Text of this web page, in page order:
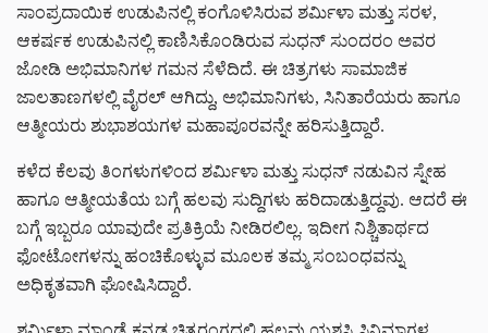
ಸಾಂಪ್ರದಾಯಿಕ ಉಡುಪಿನಲ್ಲಿ ಕಂಗೊಳಿಸಿರುವ ಶರ್ಮಿಳಾ ಮತ್ತು ಸರಳ,
ಆಕರ್ಷಕ ಉಡುಪಿನಲ್ಲಿ ಕಾಣಿಸಿಕೊಂಡಿರುವ ಸುಧನ್ ಸುಂದರಂ ಅವರ
ಜೋಡಿ ಅಭಿಮಾನಿಗಳ ಗಮನ ಸೆಳೆದಿದೆ. ಈ ಚಿತ್ರಗಳು ಸಾಮಾಜಿಕ
ಜಾಲತಾಣಗಳಲ್ಲಿ ವೈರಲ್ ಆಗಿದ್ದು, ಅಭಿಮಾನಿಗಳು, ಸಿನಿತಾರೆಯರು ಹಾಗೂ
ಆತ್ಮೀಯರು ಶುಭಾಶಯಗಳ ಮಹಾಪೂರವನ್ನೇ ಹರಿಸುತ್ತಿದ್ದಾರೆ.
ಕಳೆದ ಕೆಲವು ತಿಂಗಳುಗಳಿಂದ ಶರ್ಮಿಳಾ ಮತ್ತು ಸುಧನ್ ನಡುವಿನ ಸ್ನೇಹ
ಹಾಗೂ ಆತ್ಮೀಯತೆಯ ಬಗ್ಗೆ ಹಲವು ಸುದ್ದಿಗಳು ಹರಿದಾಡುತ್ತಿದ್ದವು. ಆದರೆ ಈ
ಬಗ್ಗೆ ಇಬ್ಬರೂ ಯಾವುದೇ ಪ್ರತಿಕ್ರಿಯೆ ನೀಡಿರಲಿಲ್ಲ. ಇದೀಗ ನಿಶ್ಚಿತಾರ್ಥದ
ಫೋಟೋಗಳನ್ನು ಹಂಚಿಕೊಳ್ಳುವ ಮೂಲಕ ತಮ್ಮ ಸಂಬಂಧವನ್ನು
ಅಧಿಕೃತವಾಗಿ ಘೋಷಿಸಿದ್ದಾರೆ.